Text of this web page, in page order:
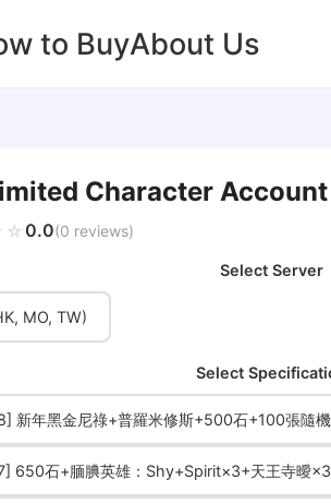
to BuyAbout Us
Character Account
0.0(0 reviews)
Select Server
MO, TW)
Select
新年黑金尼祿+普羅米修斯+500石+100張隨
650石+腼腆英雄：Shy+Spirit×3+天王寺曖